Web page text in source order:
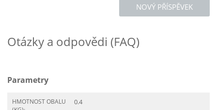
NOVÝ PŘÍSPĚVEK
Otázky a odpovědi (FAQ)
Parametry
HMOTNOST OBALU
0.4